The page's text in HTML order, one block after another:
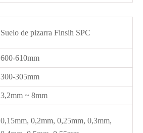
Suelo de pizarra Finsih SPC
600-610mm
300-305mm
3,2mm ~ 8mm
0,15mm, 0,2mm, 0,25mm, 0,3mm,